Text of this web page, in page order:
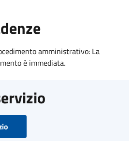
amministrativo: La
è immediata.